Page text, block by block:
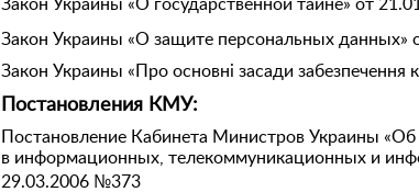
Закон Украины «О государственной тайне» от
Закон Украины «О защите персональных данных»
Закон Украины «Про основні засади забезпечення
Постановления КМУ:
Постановление Кабинета Министров Украины
в информационных, телекоммуникационных и
29.03.2006 №373